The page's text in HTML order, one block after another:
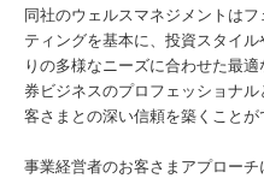
同社のウェルスマネジメントは
ティングを基本に、投資スタイ
りの多様なニーズに合わせた最
券ビジネスのプロフェッショナ
客さまとの深い信頼を築くことが
事業経営者のお客さまアプロー